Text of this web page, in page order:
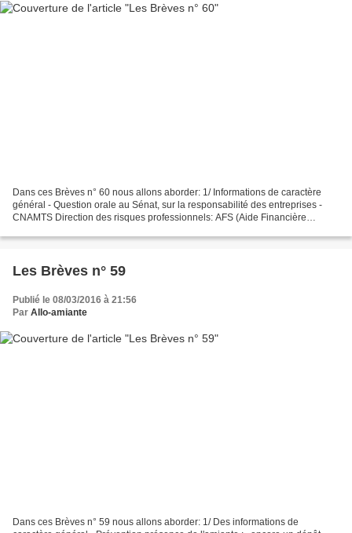
Dans ces Brèves n° 60 nous allons aborder: 1/ Informations de caractère
général - Question orale au Sénat, sur la responsabilité des entreprises -
CNAMTS Direction des risques professionnels: AFS (Aide Financière
Les Brèves n° 59
Publié le 08/03/2016 à 21:56
Par Allo-amiante
Dans ces Brèves n° 59 nous allons aborder: 1/ Des informations de